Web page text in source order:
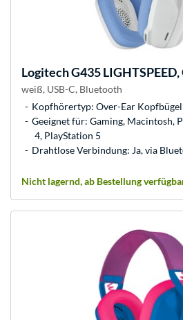
LogitechG435
weiß, USB-C, Bluetooth
Kopfhörertyp: Over-Ear
Geeignet für: Gaming, Macintosh,
4, PlayStation 5
Drahtlose Verbindung: Ja, via
Nicht lagernd, ab Bestellung